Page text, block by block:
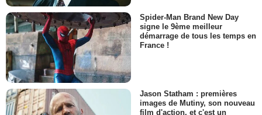
Spider-Man Brand New Day
signe le 9ème meilleur
démarrage de tous les temps en
France !
Jason Statham : premières
images de Mutiny, son nouveau
film d'action, et c'est un